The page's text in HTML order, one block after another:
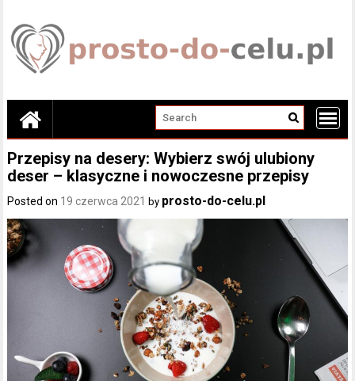
content
Przepisy na desery: Wybierz swój ulubiony
deser – klasyczne i nowoczesne przepisy
Posted on 19 czerwca 2021 by prosto-do-celu.pl